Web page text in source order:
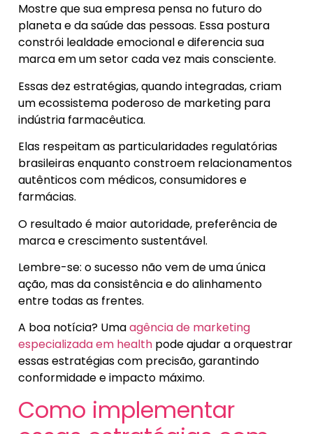
Mostre que sua empresa pensa no futuro do
planeta e da saúde das pessoas. Essa postura
constrói lealdade emocional e diferencia sua
marca em um setor cada vez mais consciente.
Essas dez estratégias, quando integradas, criam
um ecossistema poderoso de marketing para
indústria farmacêutica.
Elas respeitam as particularidades regulatórias
brasileiras enquanto constroem relacionamentos
autênticos com médicos, consumidores e
farmácias.
O resultado é maior autoridade, preferência de
marca e crescimento sustentável.
Lembre-se: o sucesso não vem de uma única
ação, mas da consistência e do alinhamento
entre todas as frentes.
A boa notícia? Umaagência de marketing
especializada em health pode ajudar a orquestrar
essas estratégias com precisão, garantindo
conformidade e impacto máximo.
Como implementar